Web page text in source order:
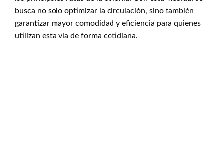
busca no solo optimizar la circulación, sino también
garantizar mayor comodidad y eficiencia para quienes
utilizan esta vía de forma cotidiana.